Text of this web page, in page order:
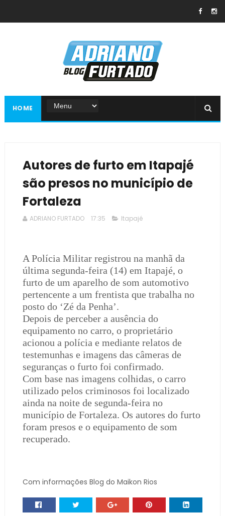
HOME
Autores de furto em Itapajé
são presos no município de
Fortaleza
ADRIANO FURTADO 17:35 Itapajé
A Polícia Militar registrou na manhã da
última segunda-feira (14) em Itapajé, o
furto de um aparelho de som automotivo
pertencente a um frentista que trabalha no
posto do ‘Zé da Penha’.
Depois de perceber a ausência do
equipamento no carro, o proprietário
acionou a polícia e mediante relatos de
testemunhas e imagens das câmeras de
seguranças o furto foi confirmado.
Com base nas imagens colhidas, o carro
utilizado pelos criminosos foi localizado
ainda na noite de segunda-feira no
município de Fortaleza. Os autores do furto
foram presos e o equipamento de som
recuperado.
Com informações Blog do Maikon Rios